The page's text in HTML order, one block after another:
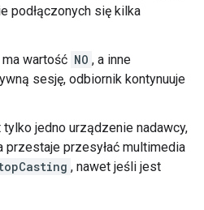
podłączonych się kilka
ma wartość NO , a inne
sesję, odbiornik kontynuuje
jedno urządzenie nadawcy,
przestaje przesyłać multimedia
, nawet jeśli jest